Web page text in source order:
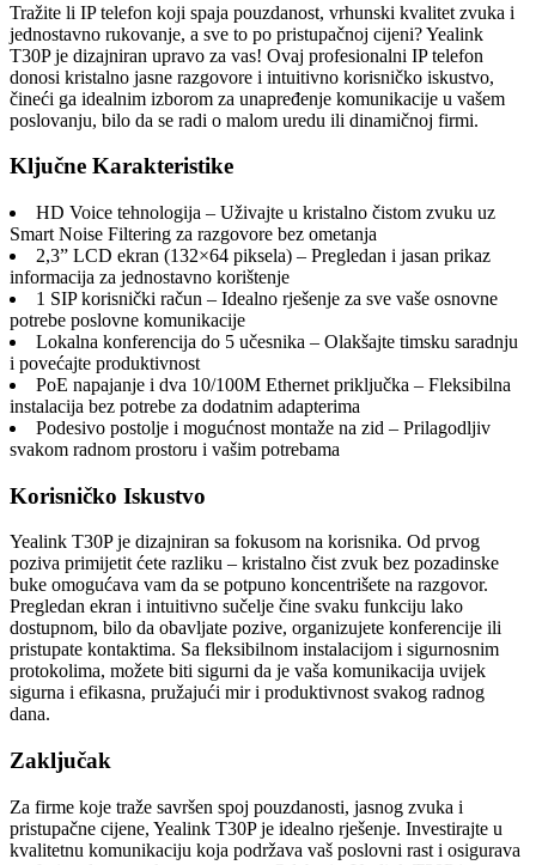
Tražite li IP telefon koji spaja pouzdanost, vrhunski kvalitet zvuka i
jednostavno rukovanje, a sve to po pristupačnoj cijeni? Yealink
T30P je dizajniran upravo za vas! Ovaj profesionalni IP telefon
donosi kristalno jasne razgovore i intuitivno korisničko iskustvo,
čineći ga idealnim izborom za unapređenje komunikacije u vašem
poslovanju, bilo da se radi o malom uredu ili dinamičnoj firmi.
Ključne Karakteristike
HD Voice tehnologija – Uživajte u kristalno čistom zvuku uz
Smart Noise Filtering za razgovore bez ometanja
2,3” LCD ekran (132×64 piksela) – Pregledan i jasan prikaz
informacija za jednostavno korištenje
1 SIP korisnički račun – Idealno rješenje za sve vaše osnovne
potrebe poslovne komunikacije
Lokalna konferencija do 5 učesnika – Olakšajte timsku saradnju
i povećajte produktivnost
PoE napajanje i dva 10/100M Ethernet priključka – Fleksibilna
instalacija bez potrebe za dodatnim adapterima
Podesivo postolje i mogućnost montaže na zid – Prilagodljiv
svakom radnom prostoru i vašim potrebama
Korisničko Iskustvo
Yealink T30P je dizajniran sa fokusom na korisnika. Od prvog
poziva primijetit ćete razliku – kristalno čist zvuk bez pozadinske
buke omogućava vam da se potpuno koncentrišete na razgovor.
Pregledan ekran i intuitivno sučelje čine svaku funkciju lako
dostupnom, bilo da obavljate pozive, organizujete konferencije ili
pristupate kontaktima. Sa fleksibilnom instalacijom i sigurnosnim
protokolima, možete biti sigurni da je vaša komunikacija uvijek
sigurna i efikasna, pružajući mir i produktivnost svakog radnog
dana.
Zaključak
Za firme koje traže savršen spoj pouzdanosti, jasnog zvuka i
pristupačne cijene, Yealink T30P je idealno rješenje. Investirajte u
kvalitetnu komunikaciju koja podržava vaš poslovni rast i osigurava